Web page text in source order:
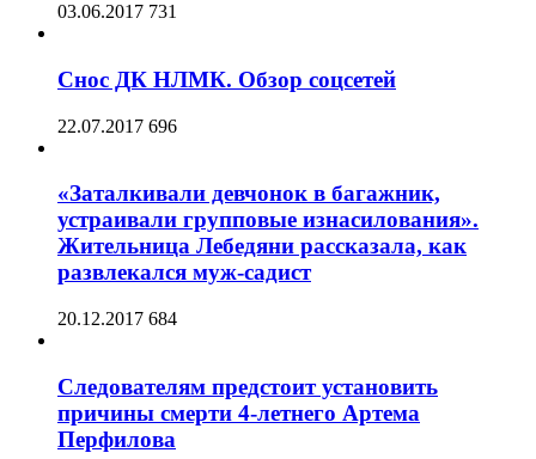
03.06.2017 731
Снос ДК НЛМК. Обзор соцсетей
22.07.2017 696
«Заталкивали девчонок в багажник,
устраивали групповые изнасилования».
Жительница Лебедяни рассказала, как
развлекался муж-садист
20.12.2017 684
Следователям предстоит установить
причины смерти 4-летнего Артема
Перфилова